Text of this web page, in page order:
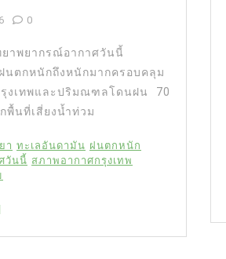
0
าพยากรณ์อากาศวันนี้
นตกหนักถึงหนักมากครอบคลุม
งเทพและปริมณฑลโดนฝน 70
พื้นที่เสี่ยงน้ำท่วม
า ทะเลอันดามัน ฝนตกหนัก
วันนี้ สภาพอากาศกรุงเทพ